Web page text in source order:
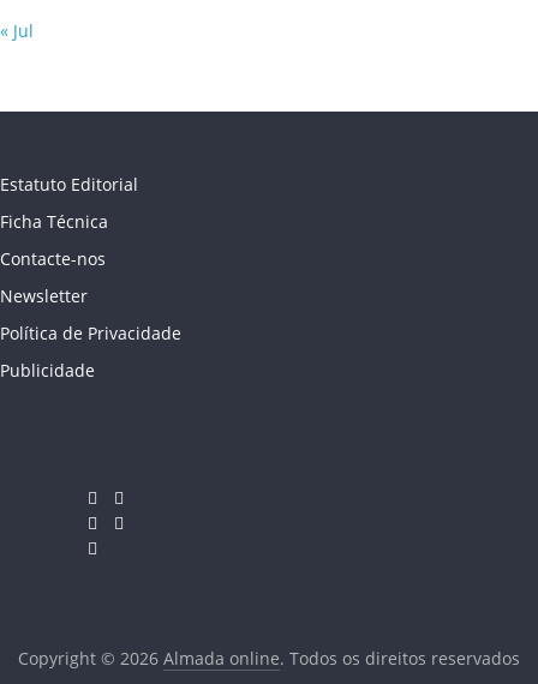
« Jul
Estatuto Editorial
Ficha Técnica
Contacte-nos
Newsletter
Política de Privacidade
Publicidade
Copyright © 2026 Almada online. Todos os direitos reservados